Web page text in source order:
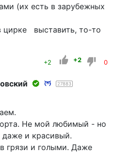
(их есть в зарубежных
выставить, то-то
+2 +2 0
27883
Не мой любимый - но
даже и красивый.
грязи и голыми. Даже